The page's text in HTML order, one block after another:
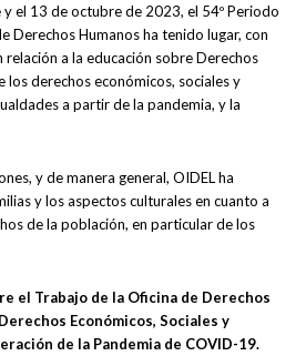
el 13 de octubre de 2023, el 54º Periodo
Derechos Humanos ha tenido lugar, con
relación a la educación sobre Derechos
los derechos económicos, sociales y
a partir de la pandemia, y la
y de manera general, OIDEL ha
y los aspectos culturales en cuanto a
de la población, en particular de los
el Trabajo de la Oficina de Derechos
Económicos, Sociales y
de la Pandemia de COVID-19.